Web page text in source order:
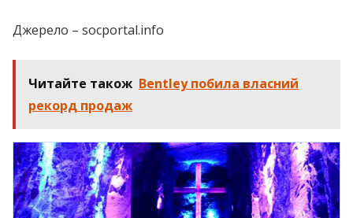
Джерело – socportal.info
Читайте також Bentley побила власний
рекорд продаж